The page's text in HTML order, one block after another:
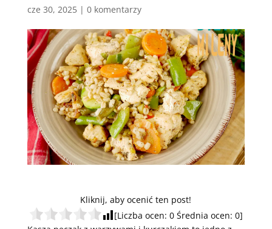
cze 30, 2025| 0 komentarzy
Kliknij, aby ocenić ten post!
[Liczba ocen: 0Średnia ocen: 0]